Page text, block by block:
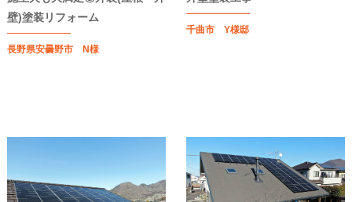
壁)塗装リフォーム
長野県安曇野市 N様
千曲市 Y様邸